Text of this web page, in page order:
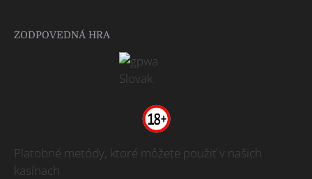
ZODPOVEDNÁ HRA
Platobné metódy, ktoré môžete použiť v našich
kasínach